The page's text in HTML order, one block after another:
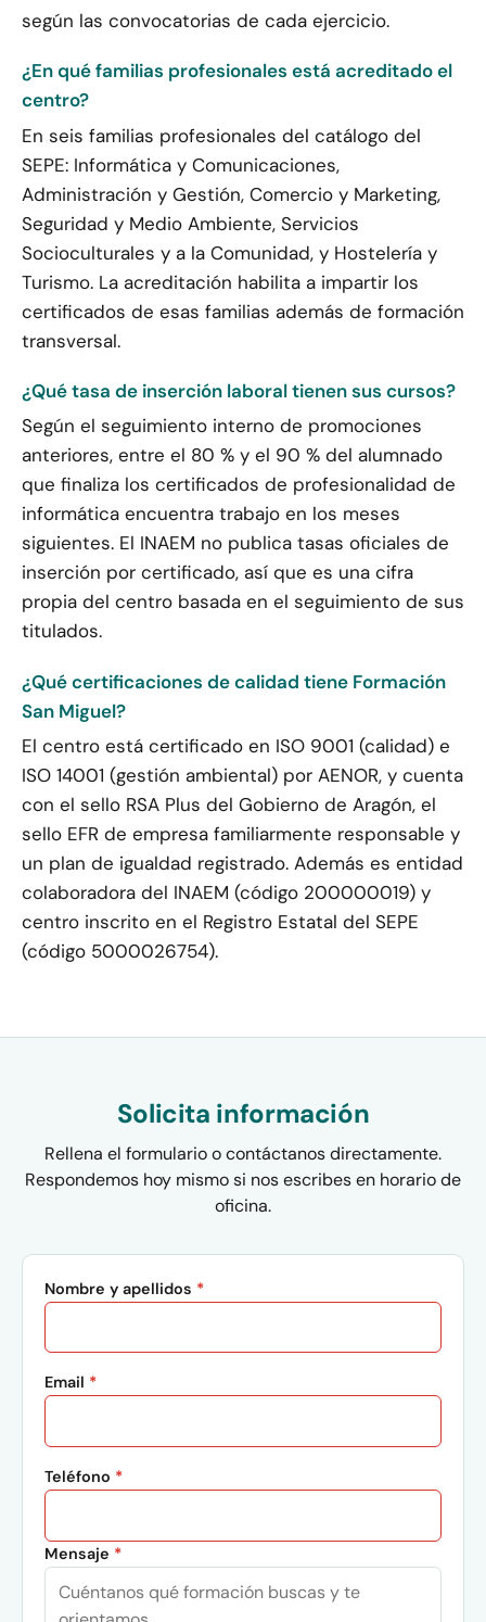
según las convocatorias de cada ejercicio.
¿En qué familias profesionales está acreditado el
centro?
En seis familias profesionales del catálogo del
SEPE: Informática y Comunicaciones,
Administración y Gestión, Comercio y Marketing,
Seguridad y Medio Ambiente, Servicios
Socioculturales y a la Comunidad, y Hostelería y
Turismo. La acreditación habilita a impartir los
certificados de esas familias además de formación
transversal.
¿Qué tasa de inserción laboral tienen sus cursos?
Según el seguimiento interno de promociones
anteriores, entre el 80 % y el 90 % del alumnado
que finaliza los certificados de profesionalidad de
informática encuentra trabajo en los meses
siguientes. El INAEM no publica tasas oficiales de
inserción por certificado, así que es una cifra
propia del centro basada en el seguimiento de sus
titulados.
¿Qué certificaciones de calidad tiene Formación
San Miguel?
El centro está certificado en ISO 9001 (calidad) e
ISO 14001 (gestión ambiental) por AENOR, y cuenta
con el sello RSA Plus del Gobierno de Aragón, el
sello EFR de empresa familiarmente responsable y
un plan de igualdad registrado. Además es entidad
colaboradora del INAEM (código 200000019) y
centro inscrito en el Registro Estatal del SEPE
(código 5000026754).
Solicita información
Rellena el formulario o contáctanos directamente.
Respondemos hoy mismo si nos escribes en horario de
oficina.
Nombre y apellidos *
Email *
Teléfono *
Mensaje *